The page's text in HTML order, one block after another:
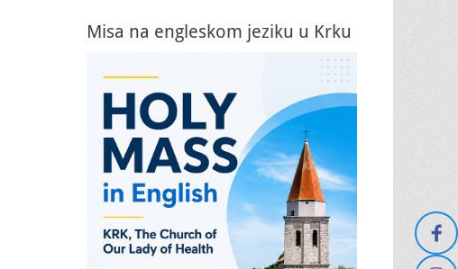
Misa na engleskom jeziku u Krku